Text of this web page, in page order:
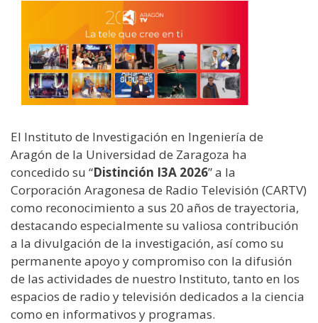
El Instituto de Investigación en Ingeniería de
Aragón de la Universidad de Zaragoza ha
concedido su “Distinción I3A 2026” a la
Corporación Aragonesa de Radio Televisión (CARTV)
como reconocimiento a sus 20 años de trayectoria,
destacando especialmente su valiosa contribución
a la divulgación de la investigación, así como su
permanente apoyo y compromiso con la difusión
de las actividades de nuestro Instituto, tanto en los
espacios de radio y televisión dedicados a la ciencia
como en informativos y programas.